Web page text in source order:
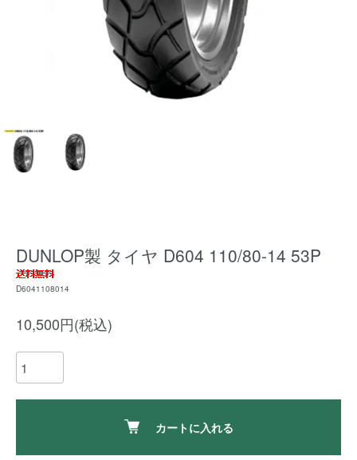
DUNLOP製 タイヤ D604 110/80-14 53P
D6041108014
10,500円(税込)
カートに入れる